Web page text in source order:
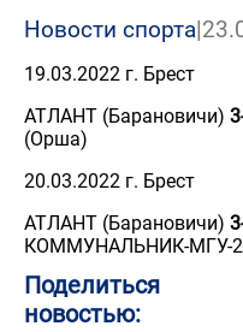
Новости спорта|
19.03.2022 г. Брест
АТЛАНТ (Барановичи)
(Орша)
20.03.2022 г. Брест
АТЛАНТ (Барановичи)
КОММУНАЛЬНИК-МГУ-2
Поделиться
новостью: